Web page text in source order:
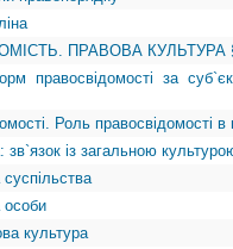
ПРАВОВА КУЛЬТУРА §
правосвідомості за
Роль правосвідомості в
із загальною
особи
культура